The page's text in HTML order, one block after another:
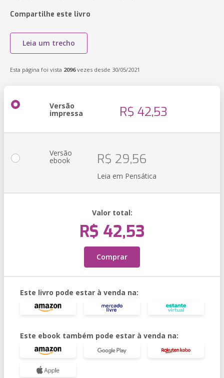
Compartilhe este livro
Leia um trecho
Esta página foi vista 2096vezes desde 30/05/2021
Versão
impressa R$ 42,53
Versão
ebook R$ 29,56
Leia em Pensática
Valor total:
R$ 42,53
Comprar
Este livro pode estar à venda na:
Este ebook também pode estar à venda na: